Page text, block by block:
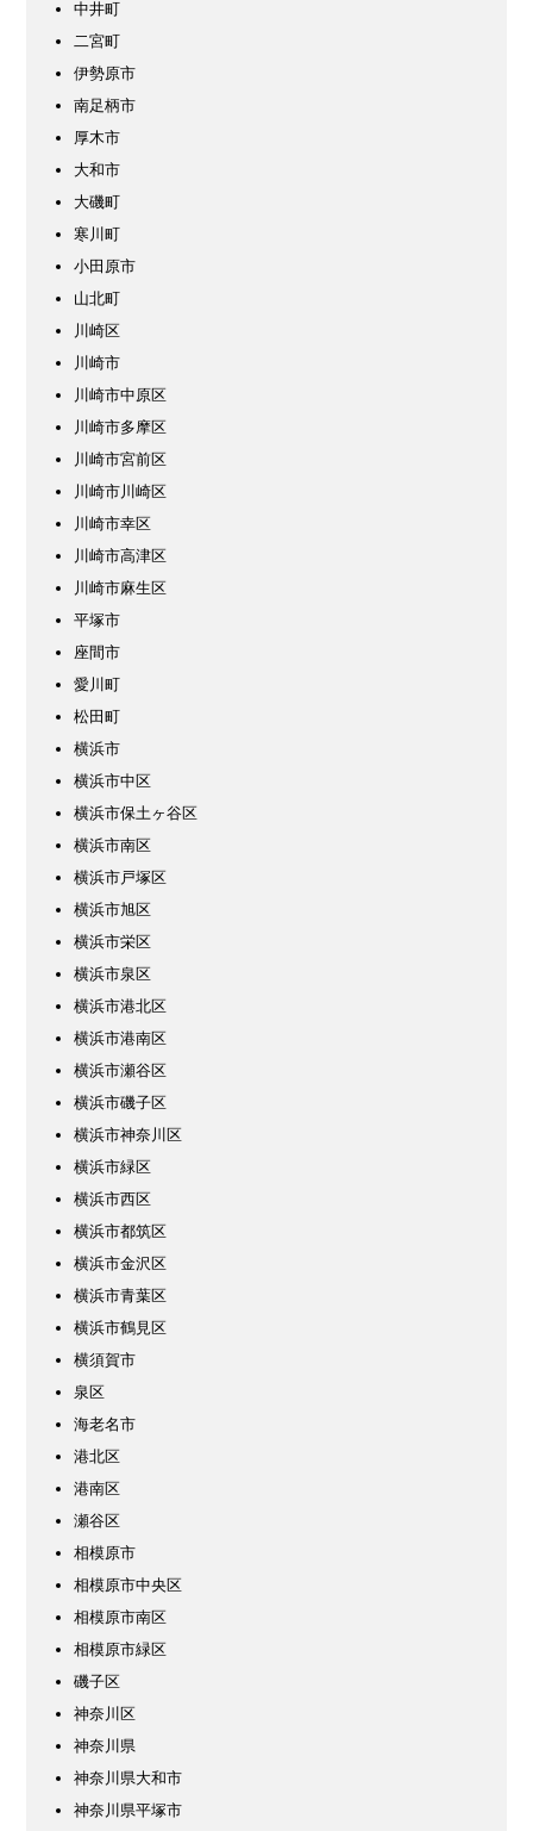
中井町
二宮町
伊勢原市
南足柄市
厚木市
大和市
大磯町
寒川町
小田原市
山北町
川崎区
川崎市
川崎市中原区
川崎市多摩区
川崎市宮前区
川崎市川崎区
川崎市幸区
川崎市高津区
川崎市麻生区
平塚市
座間市
愛川町
松田町
横浜市
横浜市中区
横浜市保土ヶ谷区
横浜市南区
横浜市戸塚区
横浜市旭区
横浜市栄区
横浜市泉区
横浜市港北区
横浜市港南区
横浜市瀬谷区
横浜市磯子区
横浜市神奈川区
横浜市緑区
横浜市西区
横浜市都筑区
横浜市金沢区
横浜市青葉区
横浜市鶴見区
横須賀市
泉区
海老名市
港北区
港南区
瀬谷区
相模原市
相模原市中央区
相模原市南区
相模原市緑区
磯子区
神奈川区
神奈川県
神奈川県大和市
神奈川県平塚市